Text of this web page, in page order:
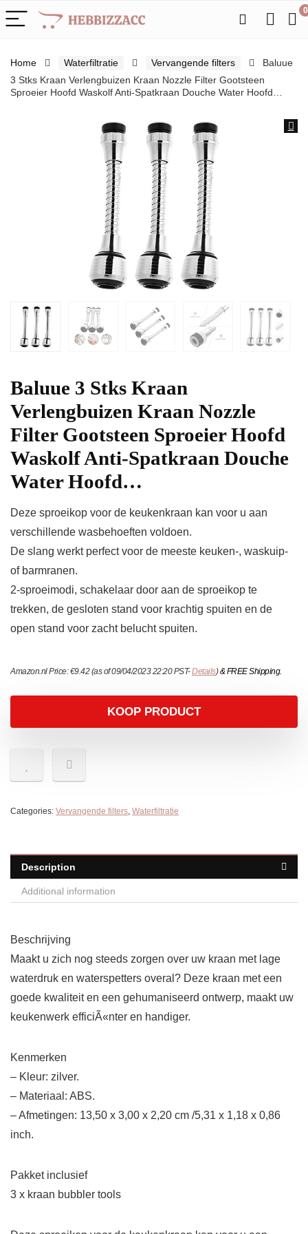
0
Home Waterfiltratie Vervangende filters
Baluue
3 Stks Kraan Verlengbuizen Kraan Nozzle Filter Gootsteen
Sproeier Hoofd Waskolf Anti-Spatkraan Douche Water Hoofd…
Baluue 3 Stks Kraan
Verlengbuizen Kraan Nozzle
Filter Gootsteen Sproeier Hoofd
Waskolf Anti-Spatkraan Douche
Water Hoofd…
Deze sproeikop voor de keukenkraan kan voor u aan
verschillende wasbehoeften voldoen.
De slang werkt perfect voor de meeste keuken-, waskuip-
of barmranen.
2-sproeimodi, schakelaar door aan de sproeikop te
trekken, de gesloten stand voor krachtig spuiten en de
open stand voor zacht belucht spuiten.
Amazon.nl Price:€9.42(as of 09/04/2023 22:20 PST-Details)&FREE Shipping.
KOOP PRODUCT
Categories: Vervangende filters, Waterfiltratie
Description
Additional information
Beschrijving
Maakt u zich nog steeds zorgen over uw kraan met lage
waterdruk en waterspetters overal? Deze kraan met een
goede kwaliteit en een gehumaniseerd ontwerp, maakt uw
keukenwerk efficiÃ«nter en handiger.
Kenmerken
– Kleur: zilver.
– Materiaal: ABS.
– Afmetingen: 13,50 x 3,00 x 2,20 cm /5,31 x 1,18 x 0,86
inch.
Pakket inclusief
3 x kraan bubbler tools